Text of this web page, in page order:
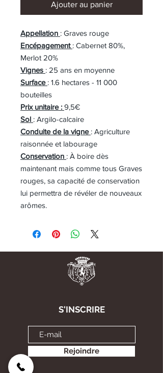
Ajouter au panier
Appellation : Graves rouge
Encépagement : Cabernet 80%,
Merlot 20%
Vignes : 25 ans en moyenne
Surface : 1.6 hectares - 11 000
bouteilles
Prix unitaire : 9,5€
Sol : Argilo-calcaire
Conduite de la vigne : Agriculture
raisonnée et labourage
Conservation : À boire dès
maintenant mais comme tous Graves
rouges, sa capacité de conservation
lui permettra de révéler de nouveaux
arômes.
S'INSCRIRE
Rejoindre